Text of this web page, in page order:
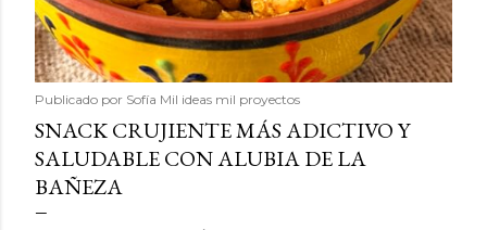
Publicado por Sofía Mil ideas mil proyectos
SNACK CRUJIENTE MÁS ADICTIVO Y
SALUDABLE CON ALUBIA DE LA
BAÑEZA